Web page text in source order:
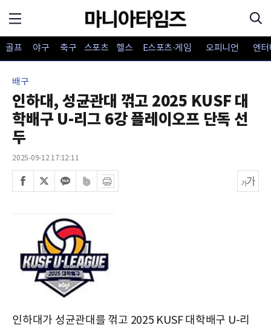
골프 야구 축구 스포츠 헬스 E스포츠·게임 오피니언 엔
배구
인하대, 성균관대 꺾고 2025 KUSF 대
학배구 U-리그 6강 플레이오프 단독 선
두
2025-09-12 17:12:11
인하대가 성균관대를 꺾고 2025 KUSF 대학배구 U-리